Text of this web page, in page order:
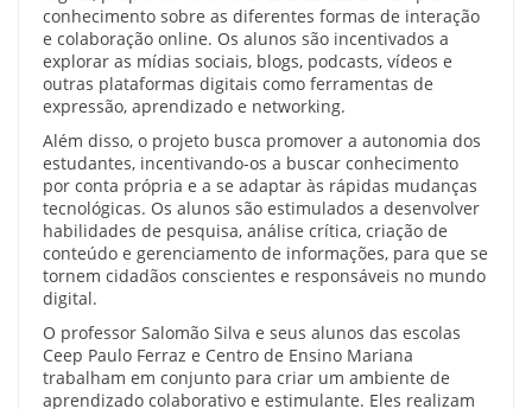
conhecimento sobre as diferentes formas de interação
e colaboração online. Os alunos são incentivados a
explorar as mídias sociais, blogs, podcasts, vídeos e
outras plataformas digitais como ferramentas de
expressão, aprendizado e networking.
Além disso, o projeto busca promover a autonomia dos
estudantes, incentivando-os a buscar conhecimento
por conta própria e a se adaptar às rápidas mudanças
tecnológicas. Os alunos são estimulados a desenvolver
habilidades de pesquisa, análise crítica, criação de
conteúdo e gerenciamento de informações, para que se
tornem cidadãos conscientes e responsáveis no mundo
digital.
O professor Salomão Silva e seus alunos das escolas
Ceep Paulo Ferraz e Centro de Ensino Mariana
trabalham em conjunto para criar um ambiente de
aprendizado colaborativo e estimulante. Eles realizam